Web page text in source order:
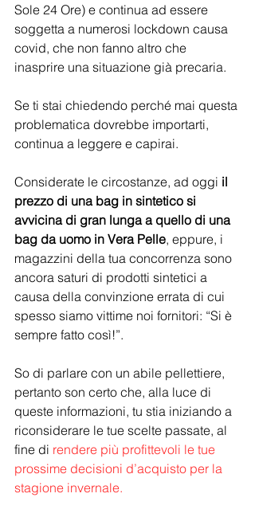
Sole 24 Ore) e continua ad essere
soggetta a numerosi lockdown causa
covid, che non fanno altro che
inasprire una situazione già precaria.
Se ti stai chiedendo perché mai questa
problematica dovrebbe importarti,
continua a leggere e capirai.
Considerate le circostanze, ad oggi il
prezzo di una bag in sintetico si
avvicina di gran lunga a quello di una
bag da uomo in Vera Pelle, eppure, i
magazzini della tua concorrenza sono
ancora saturi di prodotti sintetici a
causa della convinzione errata di cui
spesso siamo vittime noi fornitori: “Si è
sempre fatto così!”.
So di parlare con un abile pellettiere,
pertanto son certo che, alla luce di
queste informazioni, tu stia iniziando a
riconsiderare le tue scelte passate, al
fine di rendere più profittevoli le tue
prossime decisioni d’acquisto per la
stagione invernale.